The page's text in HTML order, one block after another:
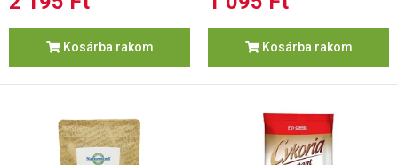
Kosárba rakom Kosárba rakom